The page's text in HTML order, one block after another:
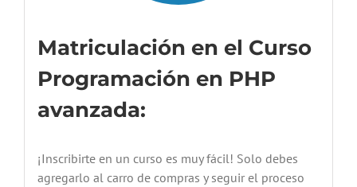
Matriculación en el Curso
Programación en PHP
avanzada:
¡Inscribirte en un curso es muy fácil! Solo debes
agregarlo al carro de compras y seguir el proceso